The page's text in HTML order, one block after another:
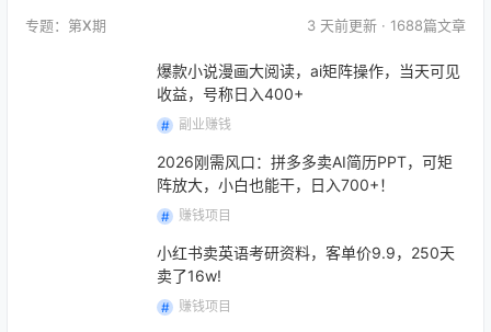
专题：第X期 3 天前更新 · 1688篇文章
爆款小说漫画大阅读，ai矩阵操作，当天可见
收益，号称日入400+
副业赚钱
2026刚需风口：拼多多卖AI简历PPT，可矩
阵放大，小白也能干，日入700+！
赚钱项目
小红书卖英语考研资料，客单价9.9，250天
卖了16w!
赚钱项目